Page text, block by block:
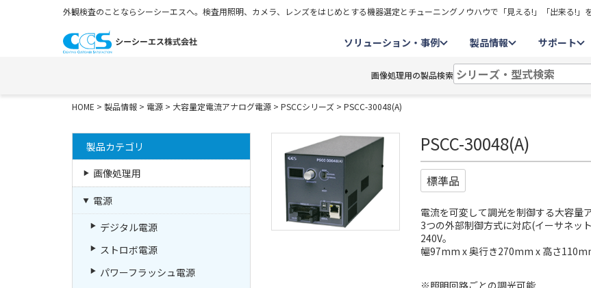
外観検査のことならシーシーエスへ。検査用照明、カメラ、レンズをはじめとする機器選定とチューニングノウハウで「見える!」「出来る!」を
ソリューション・事例 製品情報 サポート
画像処理用の製品検索
HOME > 製品情報 > 電源 > 大容量定電流アナログ電源 > PSCCシリーズ > PSCC-30048(A)
PSCC-30048(A)
標準品
電流を可変して調光を制御する大容量
3つの外部制御方式に対応(イーサネッ
240V。
幅97mm x 奥行き270mm x 高さ
※照明回路ごとの調光可能
製品カテゴリ
画像処理用
電源
デジタル電源
ストロボ電源
パワーフラッシュ電源